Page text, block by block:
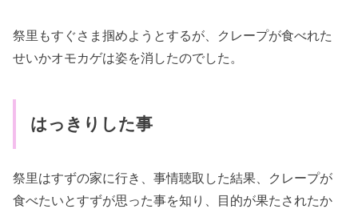
祭里もすぐさま掴めようとするが、クレープが食べれた
せいかオモカゲは姿を消したのでした。
はっきりした事
祭里はすずの家に行き、事情聴取した結果、クレープが
食べたいとすずが思った事を知り、目的が果たされたか